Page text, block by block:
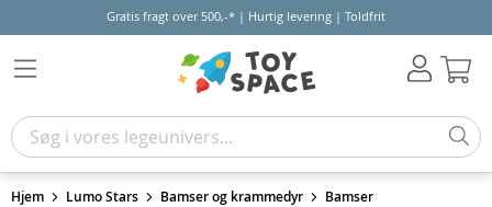
Gratis fragt over 500,-* | Hurtig levering | Toldfrit
Hjem Lumo Stars Bamser og krammedyr Bamser